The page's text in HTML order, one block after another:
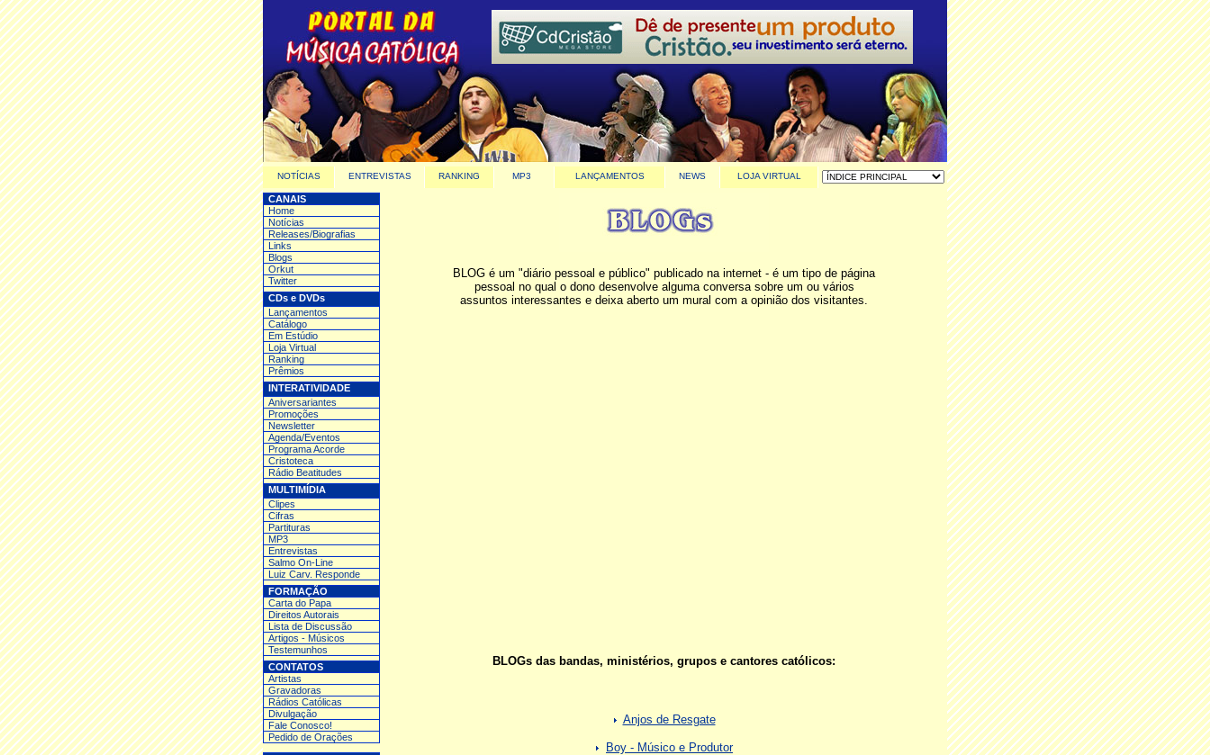
NOTÍCIAS ENTREVISTAS RANKING MP3 LANÇAMENTOS NEWS LOJA VIRTUAL
CANAIS
Home
Notícias
Releases/Biografias
Links
Blogs
Orkut
Twitter
CDs e DVDs
Lançamentos
Catálogo
Em Estúdio
Loja Virtual
Ranking
Prêmios
INTERATIVIDADE
Aniversariantes
Promoções
Newsletter
Agenda/Eventos
Programa Acorde
Cristoteca
Rádio Beatitudes
MULTIMÍDIA
Clipes
Cifras
Partituras
MP3
Entrevistas
Salmo On-Line
Luiz Carv. Responde
FORMAÇÃO
Carta do Papa
Direitos Autorais
Lista de Discussão
Artigos - Músicos
Testemunhos
CONTATOS
Artistas
Gravadoras
Rádios Católicas
Divulgação
Fale Conosco!
Pedido de Orações
BLOG é um "diário pessoal e público" publicado na internet - é um tipo de página
pessoal no qual o dono desenvolve alguma conversa sobre um ou vários
assuntos interessantes e deixa aberto um mural com a opinião dos visitantes.
BLOGs das bandas, ministérios, grupos e cantores católicos:
Anjos de Resgate
Boy - Músico e Produtor